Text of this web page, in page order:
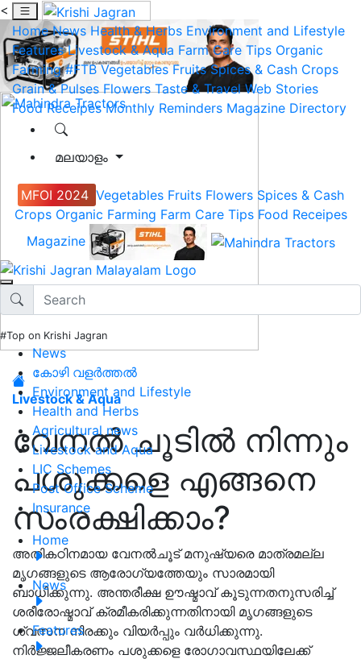
<
Home News Health & Herbs Environment and Lifestyle
Features Livestock & Aqua Farm Care Tips Organic
Farming #FTB Vegetables Fruits Spices & Cash Crops
Grain & Pulses Flowers Taste & Travel Web Stories
Food Receipes Monthly Reminders Magazine Directory
മലയാളം
MFOI 2024 Vegetables Fruits Flowers Spices & Cash
Crops Organic Farming Farm Care Tips Food Receipes
Magazine
#Top on Krishi Jagran
News
കോഴി വളർത്തൽ
Environment and Lifestyle
Health and Herbs
Agricultural news
Livestock and Aqua
LIC Schemes
Post Office Scheme
Insurance
Home
News
Features
Livestock & Aqua
വേനൽ ചൂടിൽ നിന്നും
പശുക്കളെ എങ്ങനെ
സംരക്ഷിക്കാം?
അതികഠിനമായ വേനൽചൂട് മനുഷ്യരെ മാത്രമല്ല
മൃഗങ്ങളുടെ ആരോഗ്യത്തേയും സാരമായി
ബാധിക്കുന്നു. അന്തരീക്ഷ ഊഷ്മാവ് കൂടുന്നതനുസരിച്ച്‌
ശരീരോഷ്മാവ് ക്രമീകരിക്കുന്നതിനായി മൃഗങ്ങളുടെ
ശ്വസന നിരക്കും വിയർപ്പും വർധിക്കുന്നു.
നിർജ്ജലീകരണം പശുക്കളെ രോഗാവസ്ഥയിലേക്ക്